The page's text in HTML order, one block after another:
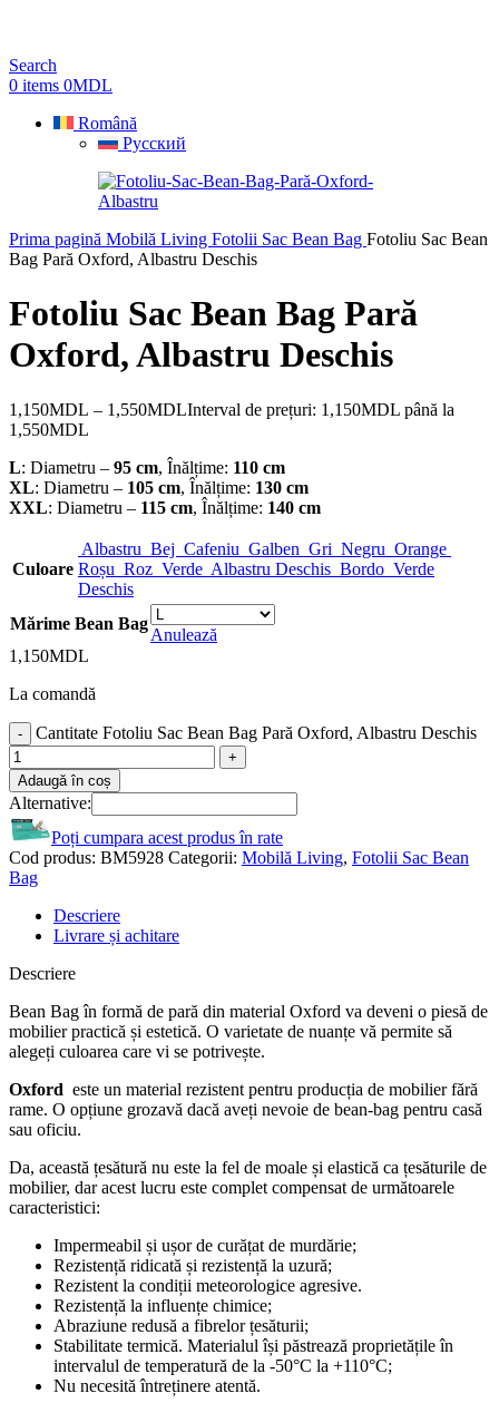
Search
0 items 0MDL
Română
Русский
Prima pagină Mobilă Living Fotolii Sac Bean Bag Fotoliu Sac Bean
Bag Pară Oxford, Albastru Deschis
Fotoliu Sac Bean Bag Pară
Oxford, Albastru Deschis
1,150MDL – 1,550MDLInterval de prețuri: 1,150MDL până la
1,550MDL
L: Diametru – 95 cm, Înălțime: 110 cm
XL: Diametru – 105 cm, Înălțime: 130 cm
XXL: Diametru – 115 cm, Înălțime: 140 cm
Culoare
Albastru Bej Cafeniu Galben Gri Negru Orange
Roșu Roz Verde Albastru Deschis Bordo Verde
Deschis
Mărime Bean Bag
Anulează
1,150MDL
La comandă
Cantitate Fotoliu Sac Bean Bag Pară Oxford, Albastru Deschis
Adaugă în coș
Alternative:
Poți cumpara acest produs în rate
Cod produs: BM5928 Categorii: Mobilă Living, Fotolii Sac Bean
Bag
Descriere
Livrare și achitare
Descriere
Bean Bag în formă de pară din material Oxford va deveni o piesă de
mobilier practică și estetică. O varietate de nuanțe vă permite să
alegeți culoarea care vi se potrivește.
Oxford este un material rezistent pentru producția de mobilier fără
rame. O opțiune grozavă dacă aveți nevoie de bean-bag pentru casă
sau oficiu.
Da, această țesătură nu este la fel de moale și elastică ca țesăturile de
mobilier, dar acest lucru este complet compensat de următoarele
caracteristici:
Impermeabil și ușor de curățat de murdărie;
Rezistență ridicată și rezistență la uzură;
Rezistent la condiții meteorologice agresive.
Rezistență la influențe chimice;
Abraziune redusă a fibrelor țesăturii;
Stabilitate termică. Materialul își păstrează proprietățile în
intervalul de temperatură de la -50°С la +110°С;
Nu necesită întreținere atentă.